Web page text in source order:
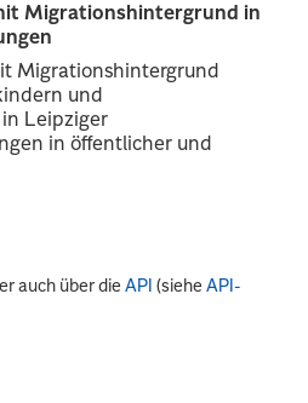
Migrationshintergrund in
Migrationshintergrund
und
Leipziger
in öffentlicher und
auch über dieAPI (sieheAPI-